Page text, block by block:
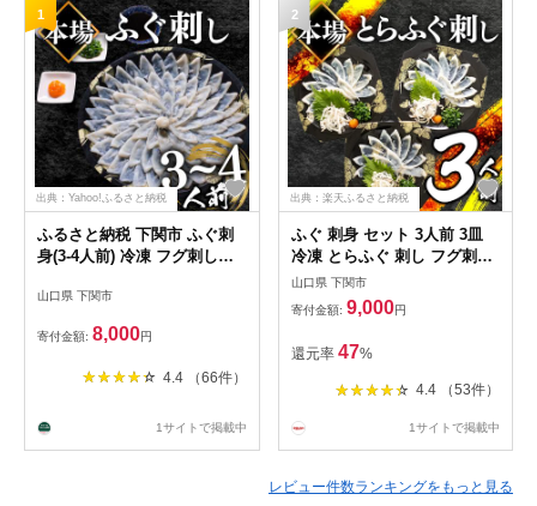
1
出典：Yahoo!ふるさと納税
ふるさと納税 下関市 ふぐ刺
身(3-4人前) 冷凍 フグ刺し
山口県 下関市
寄付金額: 8,000円
4.4 （66件）
1サイトで掲載中
2
出典：楽天ふるさと納税
ふぐ 刺身 セット 3人前 3皿
冷凍 とらふぐ 刺し フグ刺し
てっさ お手軽 ふく 低カロリ
ー 高級 鮮魚 ふるさと納税 限
定 高タンパク 低脂肪 コラー
ゲン 皮 ポン酢 もみじ ねぎ
付き プラ皿 冬 年末 年始 人
気 祝い プレゼント 吉田水産
山口県 下関市
寄付金額: 9,000円
還元率 47%
4.4 （53件）
1サイトで掲載中
レビュー件数ランキングをもっと見る